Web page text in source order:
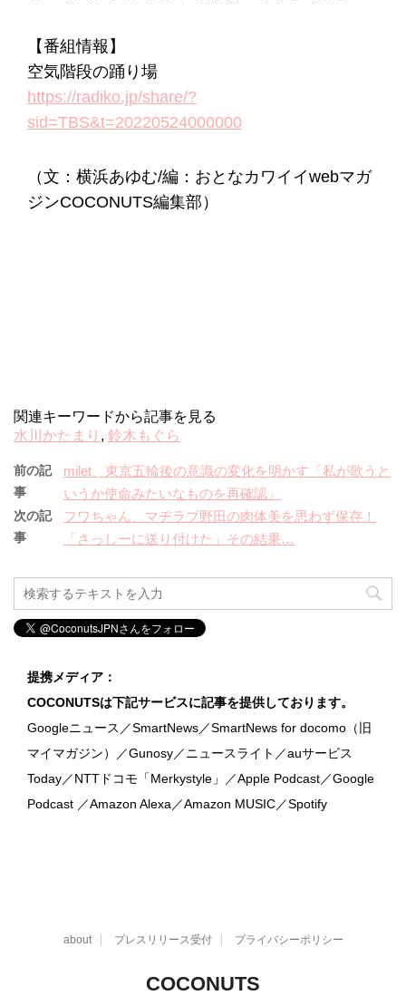
【番組情報】
空気階段の踊り場
https://radiko.jp/share/?
sid=TBS&t=20220524000000
（文：横浜あゆむ/編：おとなカワイイwebマガ
ジンCOCONUTS編集部）
関連キーワードから記事を見る
水川かたまり , 鈴木もぐら
前の記
事
milet、東京五輪後の意識の変化を明かす「私が歌うと
いうか使命みたいなものを再確認」
次の記
事
フワちゃん、マヂラブ野田の肉体美を思わず保存！
「さっしーに送り付けた」その結果…
提携メディア：
COCONUTSは下記サービスに記事を提供しております。
Googleニュース／SmartNews／SmartNews for docomo（旧
マイマガジン）／Gunosy／ニュースライト／auサービス
Today／NTTドコモ「Merkystyle」／Apple Podcast／Google
Podcast ／Amazon Alexa／Amazon MUSIC／Spotify
about プレスリリース受付 プライバシーポリシー
COCONUTS